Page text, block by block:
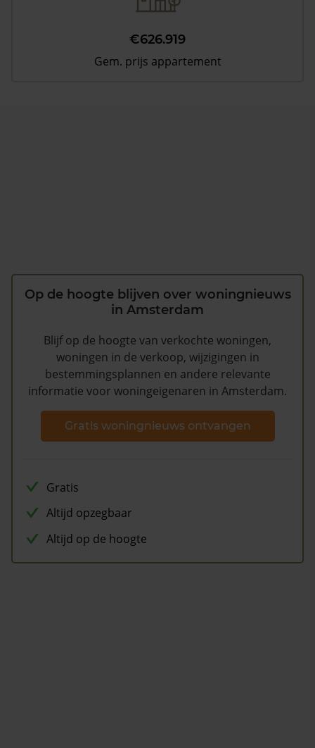
€626.919
Gem. prijs appartement
Op de hoogte blijven over woningnieuws
in Amsterdam
Blijf op de hoogte van verkochte woningen,
woningen in de verkoop, wijzigingen in
bestemmingsplannen en andere relevante
informatie voor woningeigenaren in Amsterdam.
Gratis woningnieuws ontvangen
Gratis
Altijd opzegbaar
Altijd op de hoogte